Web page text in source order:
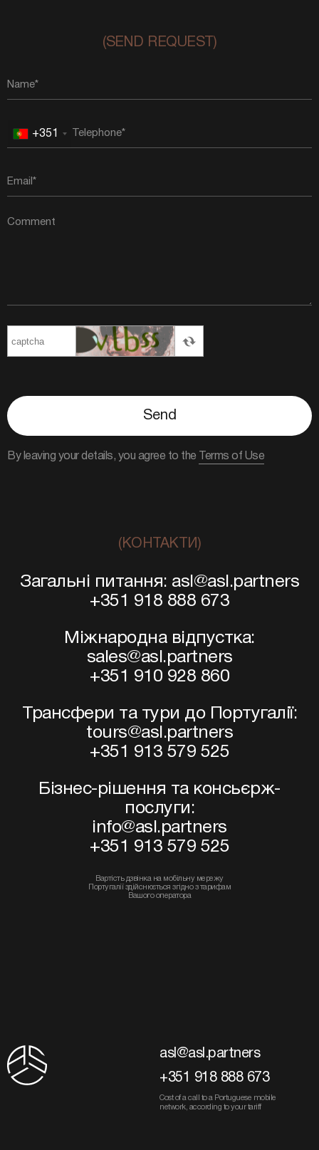
(SEND REQUEST)
Portugal
+351
+351
Send
By leaving your details, you agree to the Terms of Use
(КОНТАКТИ)
Загальні питання: asl@asl.partners
+351 918 888 673
Міжнародна відпустка:
sales@asl.partners
+351 910 928 860
Трансфери та тури до Португалії:
tours@asl.partners
+351 913 579 525
Бізнес-рішення та консьєрж-
послуги:
info@asl.partners
+351 913 579 525
Вартість дзвінка на мобільну мережу
Португалії здійснюється згідно з тарифам
Вашого оператора
asl@asl.partners
+351 918 888 673
Cost of a call to a Portuguese mobile
network, according to your tariff